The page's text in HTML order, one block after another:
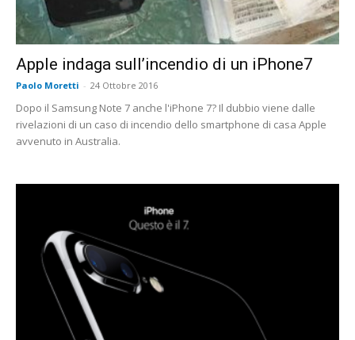
Apple indaga sull’incendio di un iPhone7
Paolo Moretti - 24 Ottobre 2016
Dopo il Samsung Note 7 anche l'iPhone 7? Il dubbio viene dalle
rivelazioni di un caso di incendio dello smartphone di casa Apple
avvenuto in Australia.